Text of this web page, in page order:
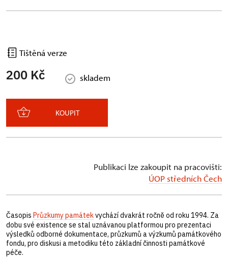
Tištěná verze
200 Kč skladem
KOUPIT
Publikaci lze zakoupit na pracovišti:
ÚOP středních Čech
Časopis Průzkumy památekvychází dvakrát ročně od roku 1994. Za
dobu své existence se stal uznávanou platformou pro prezentaci
výsledků odborné dokumentace, průzkumů a výzkumů památkového
fondu, pro diskusi a metodiku této základní činnosti památkové
péče.